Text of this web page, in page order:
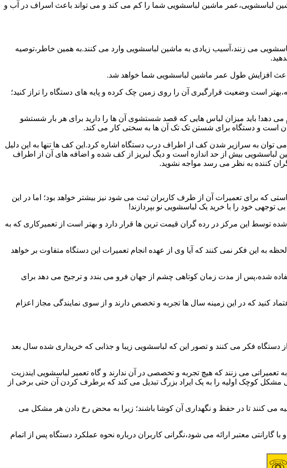
لباسشویی،عمر ماشین لباسشویی شما را کم می کند و می تواند باعث اسراف در آب و
می زنند،آسیب زیادی به ماشین لباسشویی وارد می کنند.به همین خاطر،توصیه
افزایش طول عمر ماشین لباسشویی شما خواهد شد.
است وضعیت قرارگیری آن را روی زمین چک کرده و پایه های دستگاه را تراز کنید؛
دهد! باید میزان لباس هایی که قصد شستشوی آن ها را دارید برای هر بار شستشو
است و دستگاه برای شستن تک تک آن ها به سختی کار می کند.
توان به سرازیر شدن کف از اطراف درب دستگاه اشاره کرد.این کف ها تنها به این دلیل
لباسشویی بیش از حد اندازه است و دیگ لبریز از کف شده و اضافه های آن از اطراف
کننده به نظر می رسد مواجه نشوید.
که برای تعمیرات آن از طرف کاربران ثبت می شود نیز بیشتر خواهد بود؛ اما در این
خود را با خرید یک لباسشویی نو بپردازند!
شده توسط این مرکز در رده گران قیمت ترین ها قرار دارد و بهتر است از تعمیرکاری که به
به این فکر نمی کنند که آیا وی از عهده انجام تعمیرات این دستگاه متفاوت بر خواهد
شده،پس از مدت زمان کوتاهی چشم از جهان فرو می بندد و ترجیح می دهد برای
کنید که در این زمینه سال ها تجربه و تخصص دارند و از سوی نمایندگی مجاز اعزام
دستگاه فکر می کنند و تصور این که لباسشویی زیبا و جذابی که خریداری شده سال بعد
می زنند که هیچ تجربه و تخصصی در آن ندارند و گاه تعمیر لباسشویی ایندزیت
مشکل کوچک اولیه را به یک ایراد بزرگ تبدیل می کند که برطرف کردن آن حتی برخی از
می کنند تا در حفظ و نگهداری آن کوشا باشند؛ زیرا به محض رخ دادن هر مشکل می
گارانتی معتبر ارائه می شود،نگرانی کاربران درباره نحوه عملکرد دستگاه پس از اتمام